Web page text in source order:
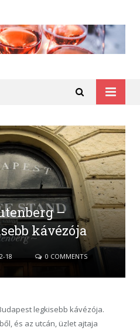
–
kávézója
18 0 COMMENTS
legkisebb kávézója.
és az utcán, üzlet ajtaja